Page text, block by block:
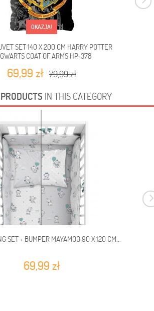
OKAZJA!
SET 140 X 200 CM HARRY POTTER
COAT OF ARMS HP-378
69,99 zł 79,99 zł
IN THIS CATEGORY
SET + BUMPER MAYAMOO 90 X 120 CM...
69,99 zł